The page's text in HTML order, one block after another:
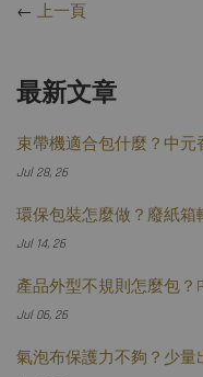
← 上一頁
最新文章
束帶機適合包什麼？中
Jul 28, 26
環保包裝怎麼做？廢紙
Jul 14, 26
產品外型不規則怎麼包？
Jul 06, 26
氣泡布保護力不夠？少